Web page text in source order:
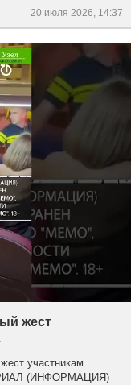
20 июля 2026, 14:37
жест
участникам
(ИНФОРМАЦИЯ)